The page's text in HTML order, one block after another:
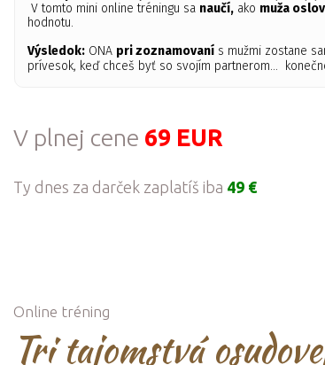
V tomto mini online tréningu sa naučí, ako muža
hodnotu.
Výsledok: ONA pri zoznamovaní s mužmi zostane
prívesok, keď chceš byť so svojím partnerom...
V plnej cene 69 EUR
Ty dnes za darček zaplatíš iba 49 €
Online tréning
Tri tajomstvá